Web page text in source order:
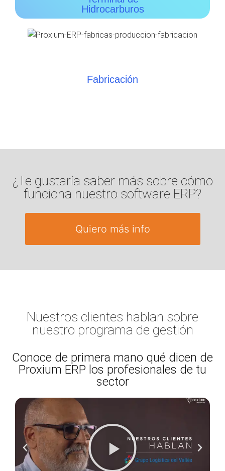
Hidrocarburos
Fabricación
¿Te gustaría saber más sobre cómo
funciona nuestro software ERP?
Quiero más info
Nuestros clientes hablan sobre
nuestro programa de gestión
Conoce de primera mano qué dicen de
Proxium ERP los profesionales de tu
sector